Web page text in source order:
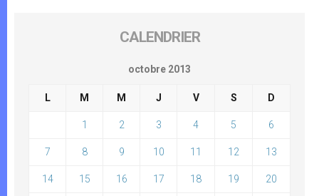
CALENDRIER
octobre 2013
L M M J V S D
1 2 3 4 5 6
7 8 9 10 11 12 13
14 15 16 17 18 19 20